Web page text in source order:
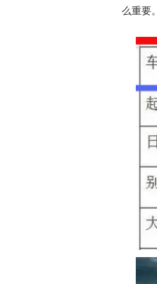
么重要。